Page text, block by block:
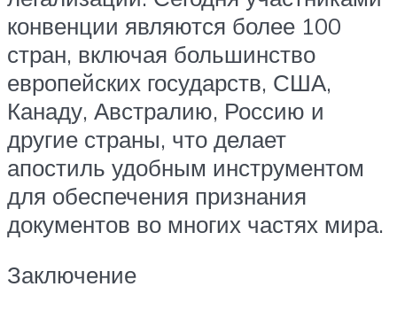
конвенции являются более 100
стран, включая большинство
европейских государств, США,
Канаду, Австралию, Россию и
другие страны, что делает
апостиль удобным инструментом
для обеспечения признания
документов во многих частях мира.
Заключение